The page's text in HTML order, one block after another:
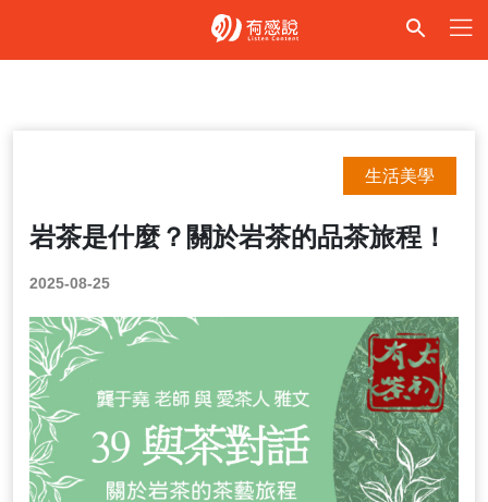
岩茶是什麼？關於岩茶的品茶旅程！
生活美學
2025-08-25